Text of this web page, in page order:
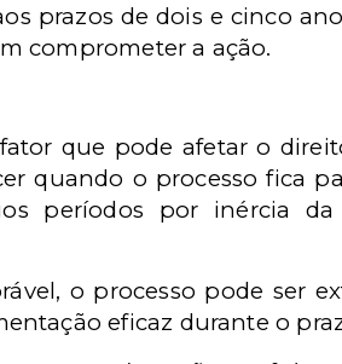
prazos de dois e cinco
comprometer a ação.
que pode afetar o
quando o processo fica
períodos por inércia da
o processo pode ser
eficaz durante o